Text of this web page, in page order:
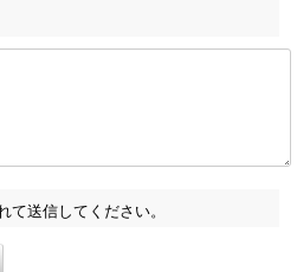
て送信してください。